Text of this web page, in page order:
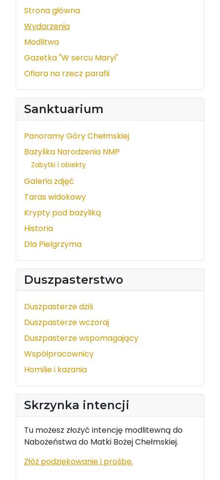
Strona główna
Wydarzenia
Modlitwa
Gazetka "W sercu Maryi"
Ofiara na rzecz parafii
Sanktuarium
Panoramy Góry Chełmskiej
Bazylika Narodzenia NMP
Zabytki i obiekty
Galeria zdjęć
Taras widokowy
Krypty pod bazyliką
Historia
Dla Pielgrzyma
Duszpasterstwo
Duszpasterze dziś
Duszpasterze wczoraj
Duszpasterze wspomagający
Współpracownicy
Homilie i kazania
Skrzynka intencji
Tu możesz złożyć intencję modlitewną do
Nabożeństwa do Matki Bożej Chełmskiej.
Złóż podziękowanie i prośbę.